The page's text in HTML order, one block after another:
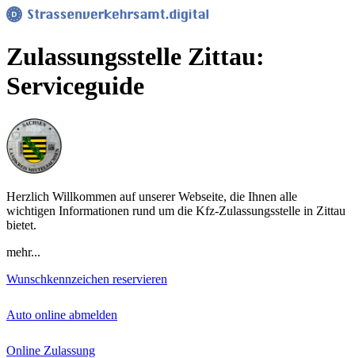
Zulassungsstelle Zittau:
Serviceguide
Herzlich Willkommen auf unserer Webseite, die Ihnen alle
wichtigen Informationen rund um die Kfz-Zulassungsstelle in Zittau
bietet.
mehr...
Wunschkennzeichen reservieren
Auto online abmelden
Online Zulassung